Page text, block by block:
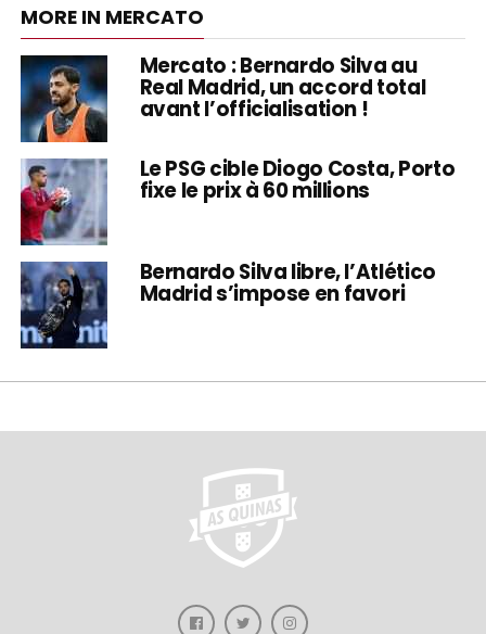
MORE IN MERCATO
Mercato : Bernardo Silva au
Real Madrid, un accord total
avant l’officialisation !
Le PSG cible Diogo Costa, Porto
fixe le prix à 60 millions
Bernardo Silva libre, l’Atlético
Madrid s’impose en favori